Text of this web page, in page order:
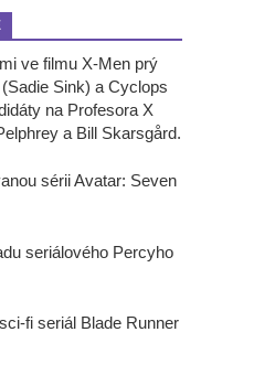
ve filmu X-Men prý
Sink) a Cyclops
na Profesora X
a Bill Skarsgård.
sérii Avatar: Seven
seriálového Percyho
fi seriál Blade Runner